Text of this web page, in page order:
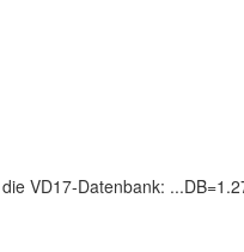
VD17-Datenbank: